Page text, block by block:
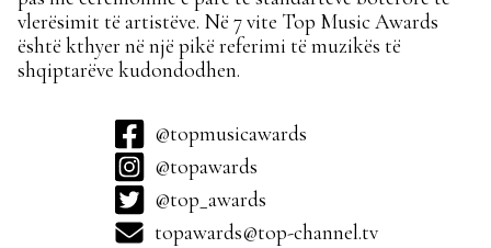
vlerësimit të artistëve. Në 7 vite Top Music Awards
është kthyer në një pikë referimi të muzikës të
shqiptarëve kudondodhen.
@topmusicawards
@topawards
@top_awards
topawards@top-channel.tv